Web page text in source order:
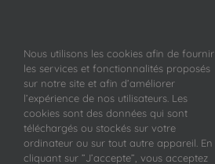
Nous utilisons les cookies afin de fournir
les services et fonctionnalités proposés
sur notre site et afin d’améliorer
l’expérience de nos utilisateurs. Les
cookies sont des données qui sont
téléchargés ou stockés sur votre
ordinateur ou sur tout autre appareil. En
cliquant sur ”J’accepte”, vous acceptez